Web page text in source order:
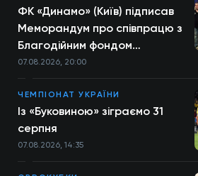
ФК «Динамо» (Київ) підписав
Меморандум про співпрацю з
Благодійним фондом
TYTANOVI
07.08.2026, 20:00
ЧЕМПІОНАТ УКРАЇНИ
Із «Буковиною» зіграємо 31
серпня
07.08.2026, 14:35